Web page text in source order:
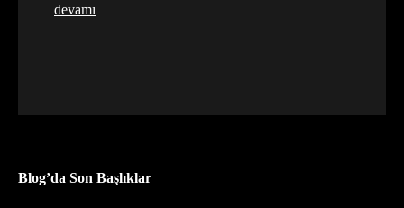
devamı
Blog’da Son Başlıklar